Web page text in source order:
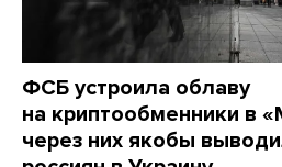
ФСБ устроила облаву
на криптообменники в
через них якобы